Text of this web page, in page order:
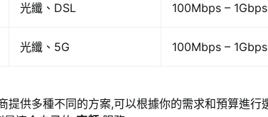
光纖、DSL 100Mbps – 1Gbps
光纖、5G 100Mbps – 1Gbps
提供多種不同的方案,可以根據你的需求和預算進行